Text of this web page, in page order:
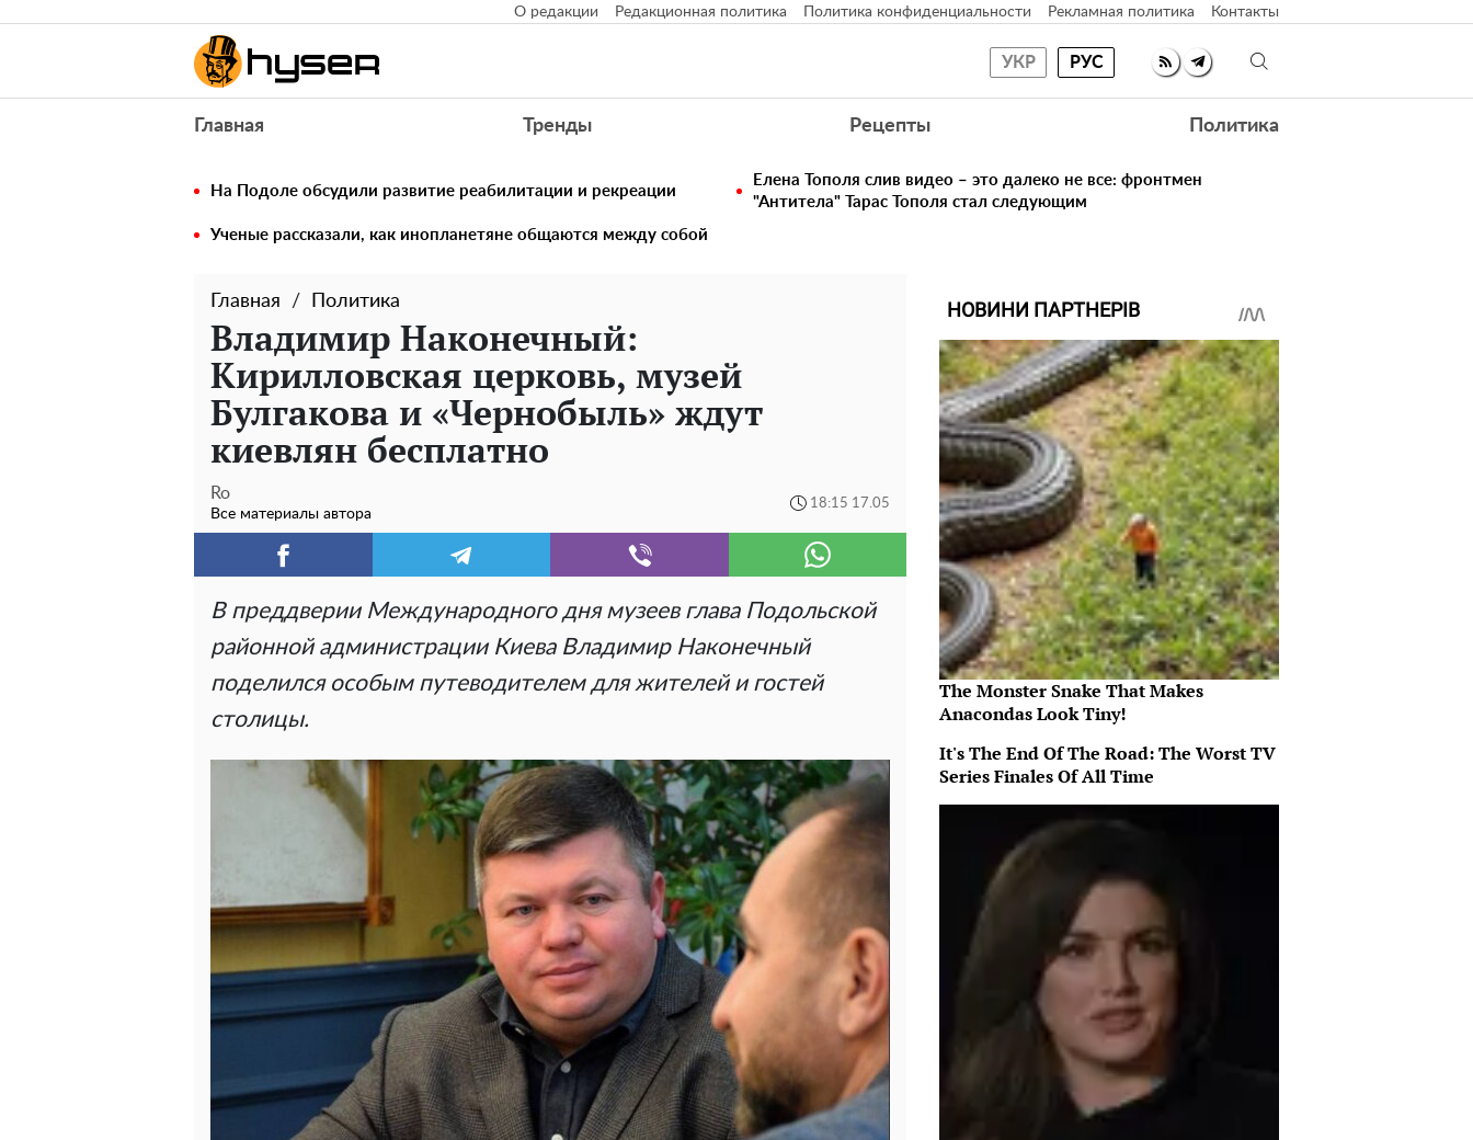
О редакции Редакционная политика Политика конфиденциальности Рекламная политика Контакты
УКР РУС
Главная Тренды Рецепты Политика
На Подоле обсудили развитие реабилитации и рекреации
Елена Тополя слив видео – это далеко не все: фронтмен
"Антитела" Тарас Тополя стал следующим
Ученые рассказали, как инопланетяне общаются между собой
Главная Политика
Владимир Наконечный:
Кирилловская церковь, музей
Булгакова и «Чернобыль» ждут
киевлян бесплатно
Ro
Все материалы автора
18:15 17.05
В преддверии Международного дня музеев глава Подольской
районной администрации Киева Владимир Наконечный
поделился особым путеводителем для жителей и гостей
столицы.
НОВИНИ ПАРТНЕРІВ
The Monster Snake That Makes
Anacondas Look Tiny!
It's The End Of The Road: The Worst TV
Series Finales Of All Time